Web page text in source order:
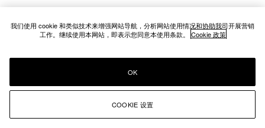
我们使用 cookie 和类似技术来增强网站导航，分析网站使用情况和协助我司开展营销
工作。继续使用本网站，即表示您同意本使用条款。 Cookie 政策
COOKIE 设置
OK